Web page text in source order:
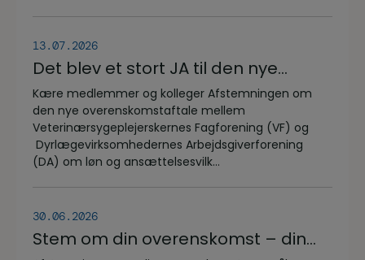
13.07.2026
Det blev et stort JA til den nye
overenskomstaftale
Kære medlemmer og kolleger Afstemningen om
den nye overenskomstaftale mellem
Veterinærsygeplejerskernes Fagforening (VF) og
Dyrlægevirksomhedernes Arbejdsgiverforening
(DA) om løn og ansættelsesvilk...
30.06.2026
Stem om din overenskomst – din